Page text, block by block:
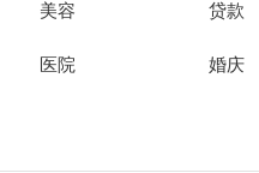
美容 贷款
医院 婚庆